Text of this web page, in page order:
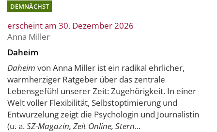
DEMNÄCHST
erscheint am 30. Dezember 2026
Anna Miller
Daheim
Daheim von Anna Miller ist ein radikal ehrlicher,
warmherziger Ratgeber über das zentrale
Lebensgefühl unserer Zeit: Zugehörigkeit. In einer
Welt voller Flexibilität, Selbstoptimierung und
Entwurzelung zeigt die Psychologin und Journalistin
(u. a.SZ-Magazin, Zeit Online, Stern...